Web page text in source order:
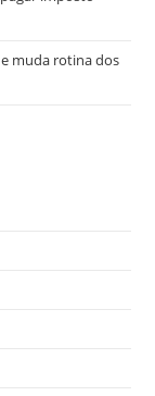
e muda rotina dos